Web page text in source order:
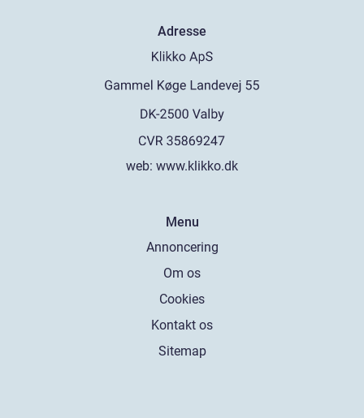
Adresse
web: www.klikko.dk
Menu
Annoncering
Om os
Cookies
Kontakt os
Sitemap